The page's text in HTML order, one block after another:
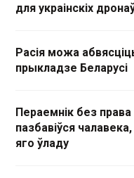
для украінскіх
Расія можа
прыкладзе Беларусі
Пераемнік без
пазбавіўся
яго ўладу